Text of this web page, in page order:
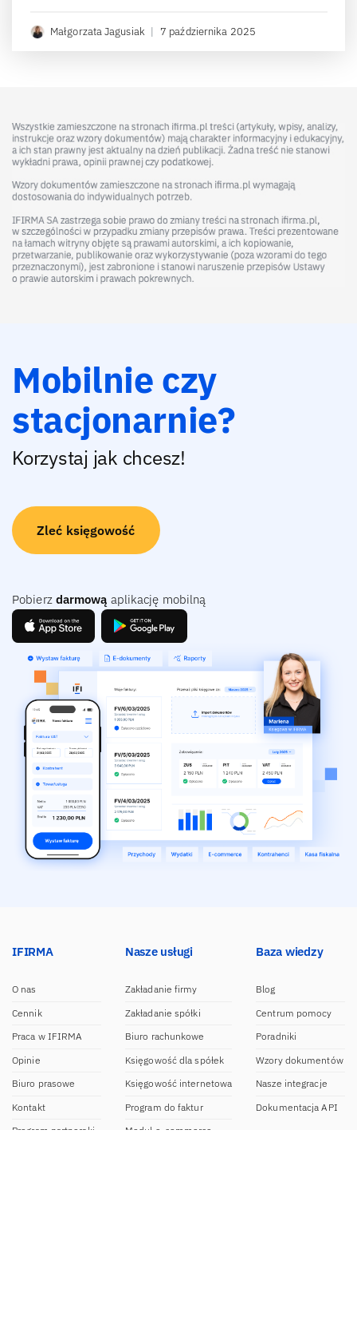
Małgorzata Jagusiak | 7 października 2025
Mobilnie czy
stacjonarnie?
Korzystaj jak chcesz!
Zleć księgowość
Pobierz darmową aplikację mobilną
IFIRMA
O nas
Cennik
Praca w IFIRMA
Opinie
Biuro prasowe
Kontakt
Program partnerski
Nasze usługi
Zakładanie firmy
Zakładanie spółki
Biuro rachunkowe
Księgowość dla spółek
Księgowość internetowa
Program do faktur
Moduł e-commerce
Baza wiedzy
Blog
Centrum pomocy
Poradniki
Wzory dokumentów
Nasze integracje
Dokumentacja API